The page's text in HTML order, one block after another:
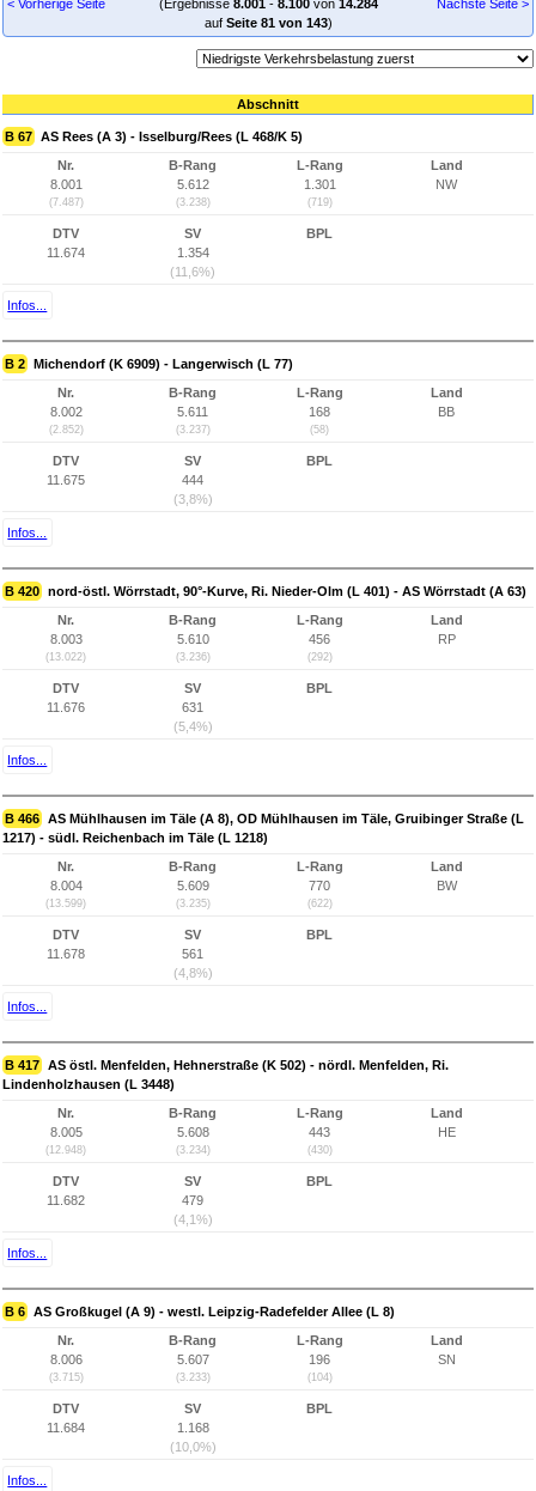
< Vorherige Seite
(Ergebnisse 8.001- 8.100von 14.284
auf Seite 81 von 143)
Nächste Seite >
Abschnitt
B 67 AS Rees (A 3) - Isselburg/Rees (L 468/K 5)
Nr.
8.001
(7.487)
B-Rang
5.612
(3.238)
L-Rang
1.301
(719)
Land
NW
DTV
11.674
SV
1.354
(11,6%)
BPL
Infos...
B 2 Michendorf (K 6909) - Langerwisch (L 77)
Nr.
8.002
(2.852)
B-Rang
5.611
(3.237)
L-Rang
168
(58)
Land
BB
DTV
11.675
SV
444
(3,8%)
BPL
Infos...
B 420 nord-östl. Wörrstadt, 90°-Kurve, Ri. Nieder-Olm (L 401) - AS Wörrstadt (A 63)
Nr.
8.003
(13.022)
B-Rang
5.610
(3.236)
L-Rang
456
(292)
Land
RP
DTV
11.676
SV
631
(5,4%)
BPL
Infos...
B 466 AS Mühlhausen im Täle (A 8), OD Mühlhausen im Täle, Gruibinger Straße (L
1217) - südl. Reichenbach im Täle (L 1218)
Nr.
8.004
(13.599)
B-Rang
5.609
(3.235)
L-Rang
770
(622)
Land
BW
DTV
11.678
SV
561
(4,8%)
BPL
Infos...
B 417 AS östl. Menfelden, Hehnerstraße (K 502) - nördl. Menfelden, Ri.
Lindenholzhausen (L 3448)
Nr.
8.005
(12.948)
B-Rang
5.608
(3.234)
L-Rang
443
(430)
Land
HE
DTV
11.682
SV
479
(4,1%)
BPL
Infos...
B 6 AS Großkugel (A 9) - westl. Leipzig-Radefelder Allee (L 8)
Nr.
8.006
(3.715)
B-Rang
5.607
(3.233)
L-Rang
196
(104)
Land
SN
DTV
11.684
SV
1.168
(10,0%)
BPL
Infos...